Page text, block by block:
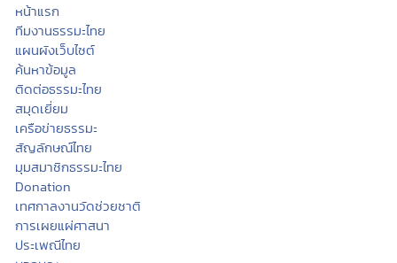
หน้าแรก
ทีมงานธรรมะไทย
แผนผังเว็บไซต์
ค้นหาข้อมูล
ติดต่อธรรมะไทย
สมุดเยี่ยม
เครือข่ายธรรมะ
สัญลักษณ์ไทย
มุมสมาชิกธรรมะไทย
Donation
เทศกาลงานวัดช่วยชาติ
การเผยแผ่ศาสนา
ประเพณีไทย